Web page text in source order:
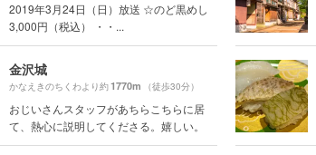
2019年3月24日（日）放送 ☆のど黒めし
3,000円（税込） ・・...
金沢城
かなえきのちくわより約1770m （徒歩30分）
おじいさんスタッフがあちらこちらに居
て、熱心に説明してくださる。嬉しい。